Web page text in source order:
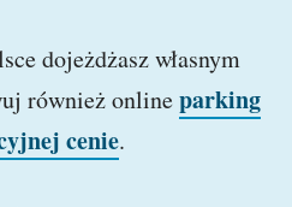
dojeżdżasz własnym
również onlineparking
cenie.